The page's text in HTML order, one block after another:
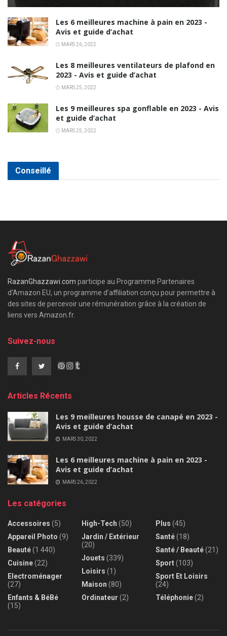
Les 6 meilleures machine à pain en 2023 -
Avis et guide d’achat
MARS 26, 2022
Les 8 meilleures ventilateurs de plafond en
2023 - Avis et guide d’achat
MARS 25, 2022
Les 9 meilleures spa gonflable en 2023 - Avis
et guide d’achat
MARS 25, 2022
Conseillé
RazanGhazzawi.com participe au Programme Partenaires
d’Amazon EU, un programme d’affiliation conçu pour permettre à
des sites de percevoir une rémunération grâce à la création de
liens vers Amazon.fr.
Suivez-nous
Articles Récents
Les 9 meilleures housse de canapé en 2023 -
Avis et guide d’achat
MARS 30, 2022
Les 6 meilleures machine à pain en 2023 -
Avis et guide d’achat
MARS 26, 2022
Les catégories
Accessoires (5)
Appareil Photo (9)
Beauté(1 440)
Cuisine(22)
Electroménager
(27)
Enfants & BéBé
(15)
High-Tech (50)
Jardin / Extérieur
(20)
Jouets (339)
Loisirs (1)
Maison (80)
Ordinateur (2)
Plus (45)
Santé(18)
Santé / Beauté(21)
Sport(103)
Sport Et Loisirs
(24)
Téléphonie(2)